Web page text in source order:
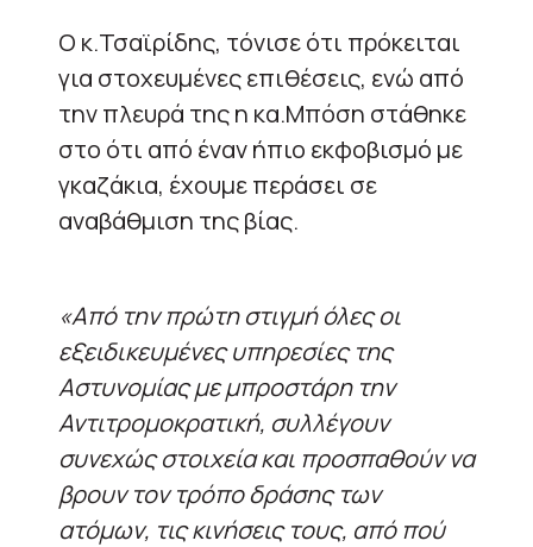
Ο κ.Τσαϊρίδης, τόνισε ότι πρόκειται
για στοχευμένες επιθέσεις, ενώ από
την πλευρά της η κα.Μπόση στάθηκε
στο ότι από έναν ήπιο εκφοβισμό με
γκαζάκια, έχουμε περάσει σε
αναβάθμιση της βίας.
«Από την πρώτη στιγμή όλες οι
εξειδικευμένες υπηρεσίες της
Αστυνομίας με μπροστάρη την
Αντιτρομοκρατική, συλλέγουν
συνεχώς στοιχεία και προσπαθούν να
βρουν τον τρόπο δράσης των
ατόμων, τις κινήσεις τους, από πού